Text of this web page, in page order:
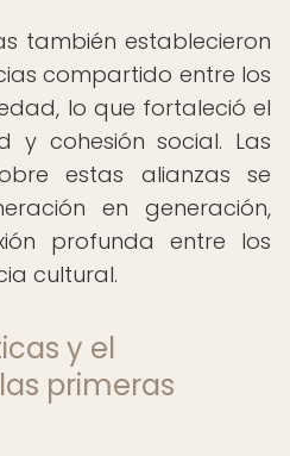
también establecieron
compartido entre los
lo que fortaleció el
y cohesión social. Las
estas alianzas se
en generación,
profunda entre los
cultural.
y el
primeras